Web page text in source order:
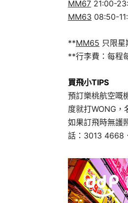
MM67 21:00-
MM63 08:50-
**MM65 只限
**行李費：每程
買飛小TIPS
預訂樂桃航空嘅
度就打WONG，
如果訂飛時無護
話：3013 4668